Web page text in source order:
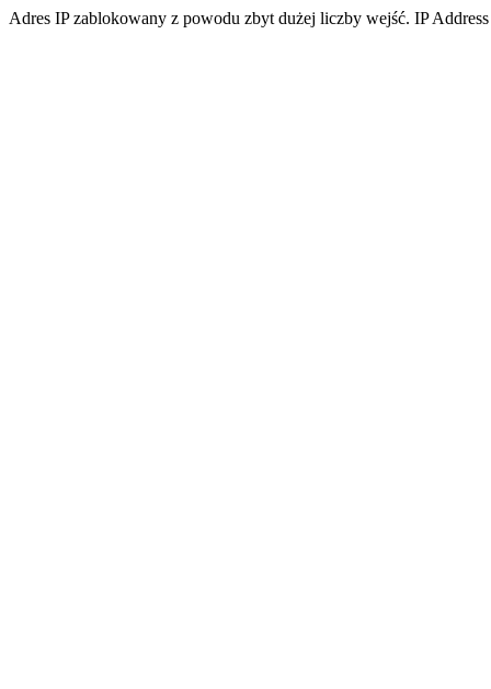
Adres IP zablokowany z powodu zbyt dużej liczby wejść. IP